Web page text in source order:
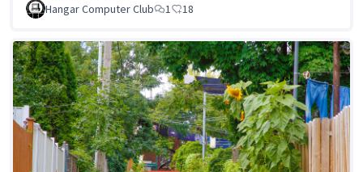
Hangar Computer Club
1 18